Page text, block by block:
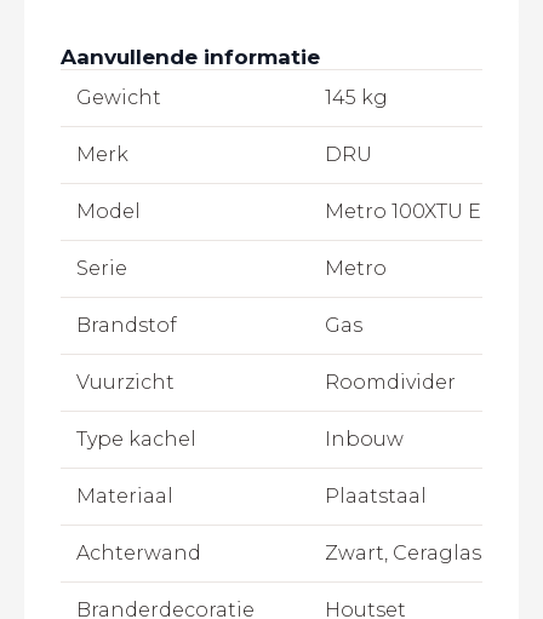
Aanvullende informatie
Gewicht 145 kg
Merk DRU
Model Metro 100XTU Eco
Serie Metro
Brandstof Gas
Vuurzicht Roomdivider
Type kachel Inbouw
Materiaal Plaatstaal
Achterwand Zwart, Ceraglass
Branderdecoratie Houtset